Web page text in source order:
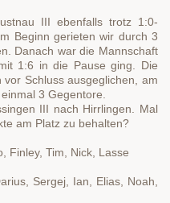
III ebenfalls trotz 1:0-
Beginn gerieten wir durch 3
Danach war die Mannschaft
1:6 in die Pause ging. Die
Schluss ausgeglichen, am
3 Gegentore.
III nach Hirrlingen. Mal
am Platz zu behalten?
Finley, Tim, Nick, Lasse
Sergej, Ian, Elias, Noah,